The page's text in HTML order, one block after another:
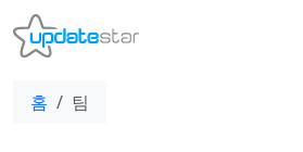
홈 팀